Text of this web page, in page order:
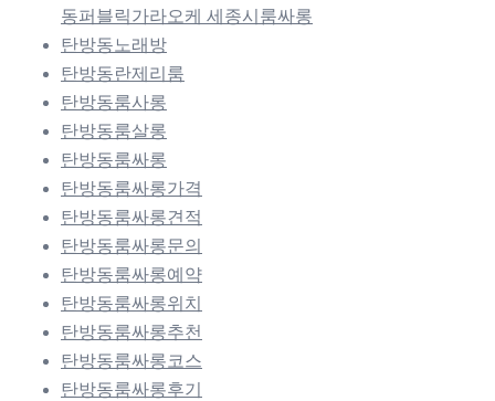
동퍼블릭가라오케 세종시룸싸롱
탄방동노래방
탄방동란제리룸
탄방동룸사롱
탄방동룸살롱
탄방동룸싸롱
탄방동룸싸롱가격
탄방동룸싸롱견적
탄방동룸싸롱문의
탄방동룸싸롱예약
탄방동룸싸롱위치
탄방동룸싸롱추천
탄방동룸싸롱코스
탄방동룸싸롱후기